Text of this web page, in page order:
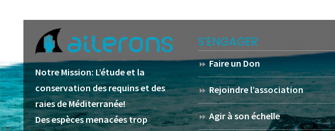
Notre Mission: L’étude et la
conservation des requins et des
raies de Méditerranée!
Des espèces menacées trop
S’ENGAGER
Faire un Don
Rejoindre l’association
Agir à son échelle